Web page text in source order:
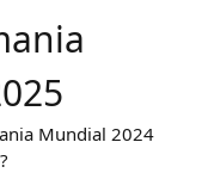
Mundial 2024